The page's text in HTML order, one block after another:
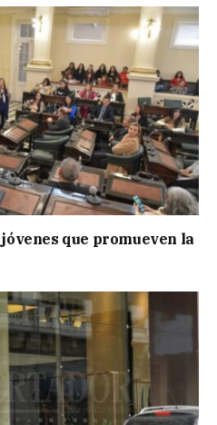
que promueven la